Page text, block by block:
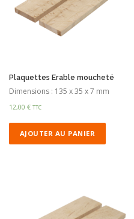
Plaquettes Erable moucheté
Dimensions : 135 x 35 x 7 mm
12,00 € TTC
AJOUTER AU PANIER